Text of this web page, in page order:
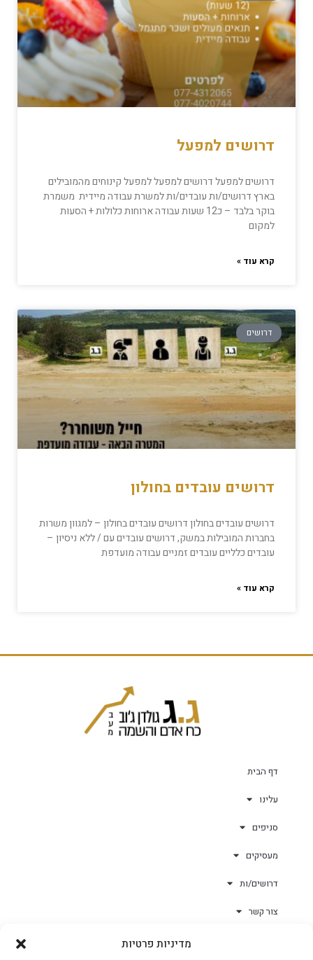
מדיניות פרטיות
דרושים למפעל
דרושים למפעל דרושים למפעל למפעל קינוחים מהמובילים
בארץ דרושים/ות עובדים/ות למשרת עבודה מיידית משמרת
בוקר בלבד – כ12 שעות עבודה ארוחות כלולות + הסעות
למקום
קרא עוד »
דרושים
דרושים עובדים בחולון
דרושים עובדים בחולון דרושים עובדים בחולון – למגוון משרות
בחברות המובילות במשק, דרושים עובדים עם / ללא ניסיון –
עובדים כלליים עובדים זמניים עבודה מועדפת
קרא עוד »
דף הבית
עלינו
סניפים
מעסיקים
דרושים/ות
צור קשר